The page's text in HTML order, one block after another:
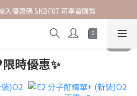
正價貨品 | 2件85折
入優惠碼 SKBF07 可享首購賞
正價貨品 | 2件85折
時優惠✨